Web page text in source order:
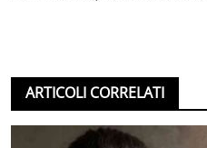
ARTICOLI CORRELATI